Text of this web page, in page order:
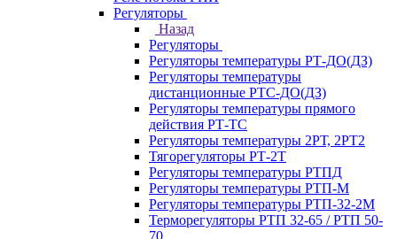
Регуляторы
Назад
Регуляторы
Регуляторы температуры РТ-ДО(ДЗ)
Регуляторы температуры
дистанционные РТС-ДО(ДЗ)
Регуляторы температуры прямого
действия РТ-ТС
Регуляторы температуры 2РТ, 2РT2
Тягорегуляторы РТ-2Т
Регуляторы температуры РТПД
Регуляторы температуры РТП-M
Регуляторы температуры РТП-32-2М
Терморегуляторы РТП 32-65 / РТП 50-
70